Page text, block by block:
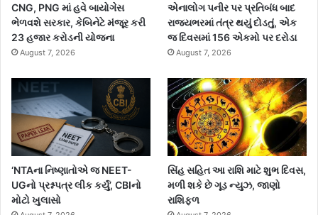
CNG, PNG માં હવે બાયોગેસ
ભેળવશે સરકાર, કેબિનેટે મંજૂર કરી
23 હજાર કરોડની યોજના
August 7, 2026
એનાલોગ પનીર પર પ્રતિબંધ બાદ
રાજ્યભરમાં તંત્ર થયું દોડતું, એક
જ દિવસમાં 156 એકમો પર દરોડા
August 7, 2026
‘NTAના નિષ્ણાતોએ જ NEET-
UGનો પ્રશ્નપત્ર લીક કર્યું’, CBIનો
મોટો ખુલાસો
સિંહ સહિત આ રાશિ માટે શુભ દિવસ,
મળી શકે છે ગૂડ ન્યુઝ, જાણો
રાશિફળ